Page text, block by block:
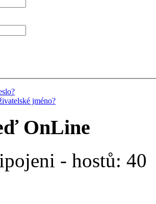
jméno?
OnLine
- hostů: 40